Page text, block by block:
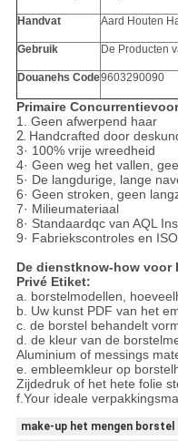
Handvat Aard Houten
Gebruik De Producten
Douanehs Code9603290090
Primaire
1. Geen afwerpend haar
2. Handcrafted door
3· 100% vrije wreedheid
4· Geen weg het vallen,
5· De langdurige, lange
6· Geen stroken, geen
7· Milieumateriaal
8· Standaardqc van AQL
9· Fabriekscontroles en
De dienstknow-how voor
Privé Etiket:
a. borstelmodellen,
b. Uw kunst PDF van het
c. de borstel behandelt
d. de kleur van de
Aluminium of messings
e. embleemkleur op
Zijdedruk of het hete folie
f.Your ideale
make-up het mengen borstel